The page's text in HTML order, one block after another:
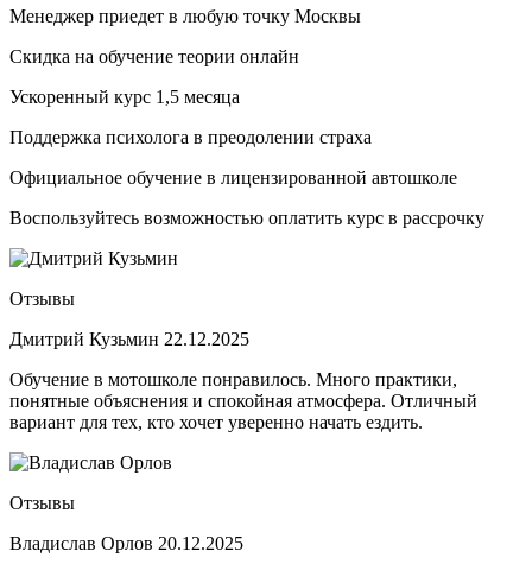
Менеджер приедет в любую точку Москвы
Скидка на обучение теории онлайн
Ускоренный курс 1,5 месяца
Поддержка психолога в преодолении страха
Официальное обучение в лицензированной автошколе
Воспользуйтесь возможностью оплатить курс в рассрочку
Отзывы
Дмитрий Кузьмин 22.12.2025
Обучение в мотошколе понравилось. Много практики,
понятные объяснения и спокойная атмосфера. Отличный
вариант для тех, кто хочет уверенно начать ездить.
Отзывы
Владислав Орлов 20.12.2025